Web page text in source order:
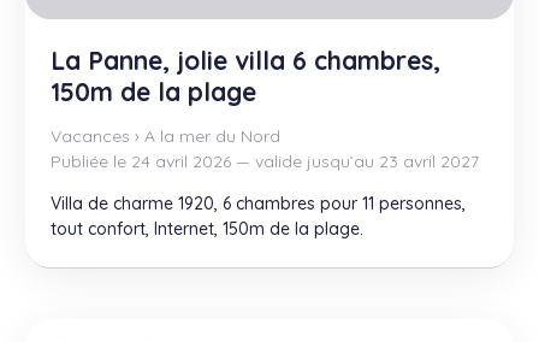
La Panne, jolie villa 6 chambres,
150m de la plage
Vacances › A la mer du Nord
Publiée le 24 avril 2026 — valide jusqu’au 23 avril 2027
Villa de charme 1920, 6 chambres pour 11 personnes,
tout confort, Internet, 150m de la plage.